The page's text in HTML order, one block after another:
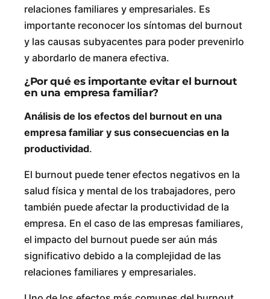
relaciones familiares y empresariales. Es
importante reconocer los síntomas del burnout
y las causas subyacentes para poder prevenirlo
y abordarlo de manera efectiva.
¿Por qué es importante evitar el burnout
en una empresa familiar?
Análisis de los efectos del burnout en una
empresa familiar y sus consecuencias en la
productividad.
El burnout puede tener efectos negativos en la
salud física y mental de los trabajadores, pero
también puede afectar la productividad de la
empresa. En el caso de las empresas familiares,
el impacto del burnout puede ser aún más
significativo debido a la complejidad de las
relaciones familiares y empresariales.